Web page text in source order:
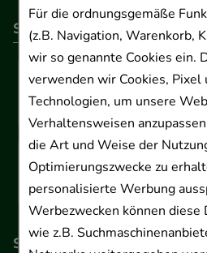
Für die ordnungsgemäße
(z.B. Navigation, Warenkorb,
wir so genannte Cookies ein.
verwenden wir Cookies, Pixel
Technologien, um unsere
Verhaltensweisen
die Art und Weise der
Optimierungszwecke zu
personalisierte Werbung
Werbezwecken können diese
wie z.B.
So können Sie bezahlen
So erreichen Sie uns